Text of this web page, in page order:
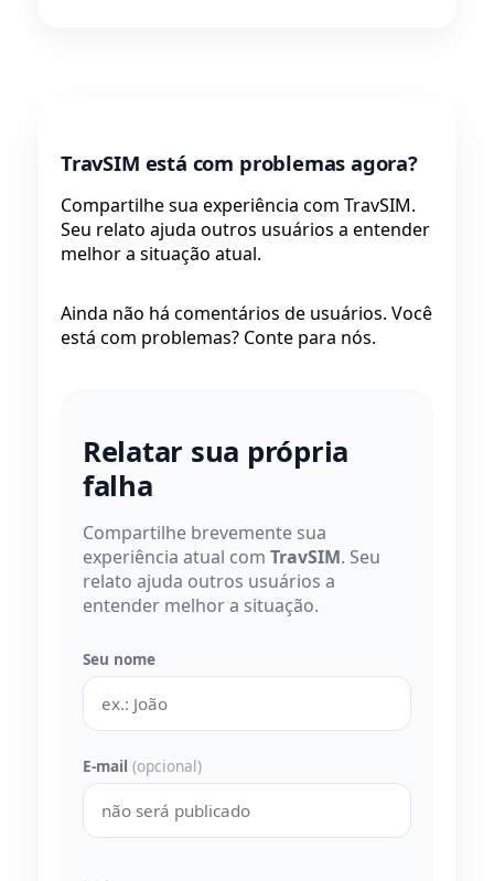
TravSIM está com problemas agora?
Compartilhe sua experiência com TravSIM.
Seu relato ajuda outros usuários a entender
melhor a situação atual.
Ainda não há comentários de usuários. Você
está com problemas? Conte para nós.
Relatar sua própria
falha
Compartilhe brevemente sua
experiência atual com TravSIM. Seu
relato ajuda outros usuários a
entender melhor a situação.
Seu nome
E-mail (opcional)